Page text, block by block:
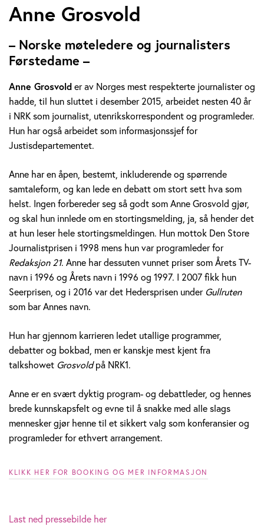
A
n
n
e
G
r
s
v
o
l
d
Anne Grosvold
– Norske møteledere og journalisters
Førstedame –
Anne Grosvolder av Norges mest respekterte journalister og
hadde, til hun sluttet i desember 2015, arbeidet nesten 40 år
i NRK som journalist, utenrikskorrespondent og programleder.
Hun har også arbeidet som informasjonssjef for
Justisdepartementet.
Anne har en åpen, bestemt, inkluderende og spørrende
samtaleform, og kan lede en debatt om stort sett hva som
helst. Ingen forbereder seg så godt som Anne Grosvold gjør,
og skal hun innlede om en stortingsmelding, ja, så hender det
at hun leser hele stortingsmeldingen. Hun mottok Den Store
Journalistprisen i 1998 mens hun var programleder for
Redaksjon 21. Anne har dessuten vunnet priser som Årets TV-
navn i 1996 og Årets navn i 1996 og 1997. I 2007 fikk hun
Seerprisen, og i 2016 var det Hedersprisen underGullruten
som bar Annes navn.
Hun har gjennom karrieren ledet utallige programmer,
debatter og bokbad, men er kanskje mest kjent fra
talkshowet Grosvoldpå NRK1.
Anne er en svært dyktig program- og debattleder, og hennes
brede kunnskapsfelt og evne til å snakke med alle slags
mennesker gjør henne til et sikkert valg som konferansier og
programleder for ethvert arrangement.
KLIKK HER FOR BOOKING OG MER INFORMASJON
Last ned pressebilde her